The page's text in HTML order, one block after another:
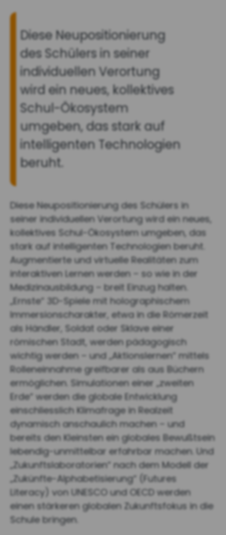
Diese Neupositionierung
des Schülers in seiner
individuellen Verortung
wird ein neues, kollektives
Schul-Ökosystem
umgeben, das stark auf
intelligenten Technologien
beruht.
Diese Neupositionierung des Schülers in
seiner individuellen Verortung wird ein neues,
kollektives Schul-Ökosystem umgeben, das
stark auf intelligenten Technologien beruht.
Augmentierte und virtuelle Realitäten zum
interaktiven Lernen werden – so wie in der
Medizinausbildung – breit Einzug halten.
„Ernste“ 3D-Spiele mit holographischem
Immersionscharakter, etwa in die Römerzeit
als Händler, Soldat oder Sklave einer
römischen Stadt, werden pädagogisch
wichtig werden – und „Aktionslernen“ mittels
Rolleneinnahme greifbarer als aus Büchern
ermöglichen. Simulationen einer „zweiten
Erde“ werden die globale Entwicklung
einschliesslich Klimafrage in Realzeit
dynamisch anschaulich machen – und
bereits den Kleinsten ein globales Bewußtsein
lebendig-unmittelbar erfahrbar machen. Und
„Zukunftslaboratorien“ nach dem Modell der
„Zukünfte-Alphabetisierung“ (Futures
Literacy) von UNESCO und OECD werden
einen stärkeren globalen Zukunftsfokus in die
Schule bringen.